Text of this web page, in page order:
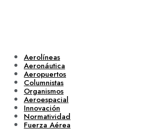
Aerolíneas
Aeronáutica
Aeropuertos
Columnistas
Organismos
Aeroespacial
Innovación
Normatividad
Fuerza Aérea